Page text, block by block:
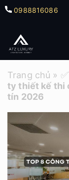
0988816086
Trang chủ »
ty thiết kế thi
tín 2026